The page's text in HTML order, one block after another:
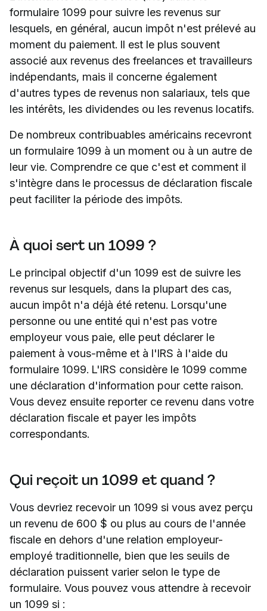
formulaire 1099 pour suivre les revenus sur
lesquels, en général, aucun impôt n'est prélevé au
moment du paiement. Il est le plus souvent
associé aux revenus des freelances et travailleurs
indépendants, mais il concerne également
d'autres types de revenus non salariaux, tels que
les intérêts, les dividendes ou les revenus locatifs.
De nombreux contribuables américains recevront
un formulaire 1099 à un moment ou à un autre de
leur vie. Comprendre ce que c'est et comment il
s'intègre dans le processus de déclaration fiscale
peut faciliter la période des impôts.
À quoi sert un 1099 ?
Le principal objectif d'un 1099 est de suivre les
revenus sur lesquels, dans la plupart des cas,
aucun impôt n'a déjà été retenu. Lorsqu'une
personne ou une entité qui n'est pas votre
employeur vous paie, elle peut déclarer le
paiement à vous-même et à l'IRS à l'aide du
formulaire 1099. L'IRS considère le 1099 comme
une déclaration d'information pour cette raison.
Vous devez ensuite reporter ce revenu dans votre
déclaration fiscale et payer les impôts
correspondants.
Qui reçoit un 1099 et quand ?
Vous devriez recevoir un 1099 si vous avez perçu
un revenu de 600 $ ou plus au cours de l'année
fiscale en dehors d'une relation employeur-
employé traditionnelle, bien que les seuils de
déclaration puissent varier selon le type de
formulaire. Vous pouvez vous attendre à recevoir
un 1099 si :